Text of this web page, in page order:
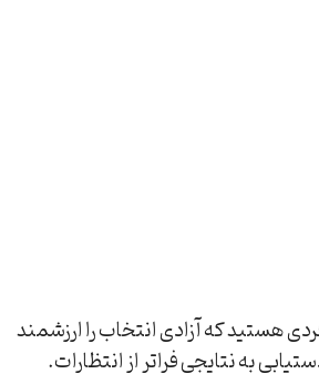
و صداقت است. شما فردی هستید که آزادی انتخاب را ارزشمند
به نتایجی فراتر از انتظارات.